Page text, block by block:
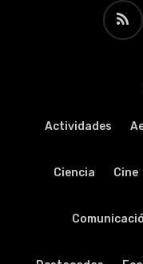
RSS
Actividades
Ciencia Cine